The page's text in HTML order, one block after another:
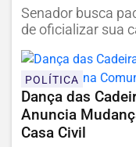
Senador busca
de oficializar sua
POLÍTICA
Dança das
Anuncia
Casa Civil